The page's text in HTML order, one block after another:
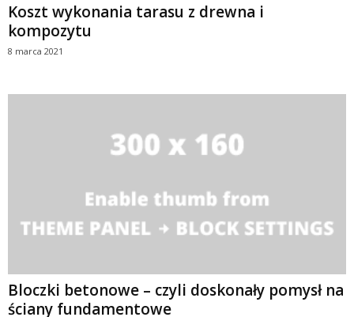
Koszt wykonania tarasu z drewna i
kompozytu
8 marca 2021
Bloczki betonowe – czyli doskonały pomysł na
ściany fundamentowe